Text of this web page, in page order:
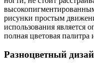
рисунки простым
использования является
полная цветовая палитра
Разноцветный